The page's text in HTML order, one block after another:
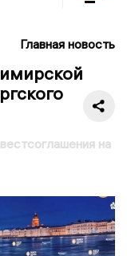
Главная новость
на